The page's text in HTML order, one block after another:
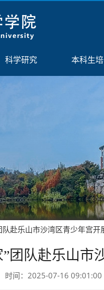
队赴乐山市沙湾区青少年宫开
”团队赴乐山市
时间：2025-07-16
科学研究 本科生